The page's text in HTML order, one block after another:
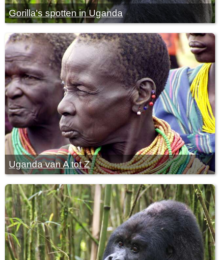
Gorilla's spotten in Uganda
Uganda van A tot Z